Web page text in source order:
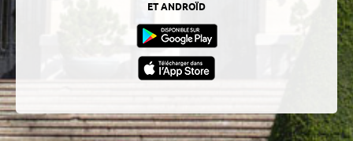
ET ANDROÏD